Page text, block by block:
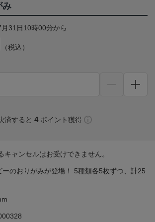
み
31日10時00分から
（税込）
済すると 4 ポイント獲得
ャンセルはお受けできません。
ーのおりがみが登場！ 5種類各5枚ずつ、計25